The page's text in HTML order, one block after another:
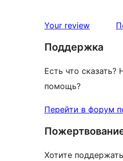
Your review
Поддержка
Есть что сказать?
помощь?
Перейти в форум
Хотите